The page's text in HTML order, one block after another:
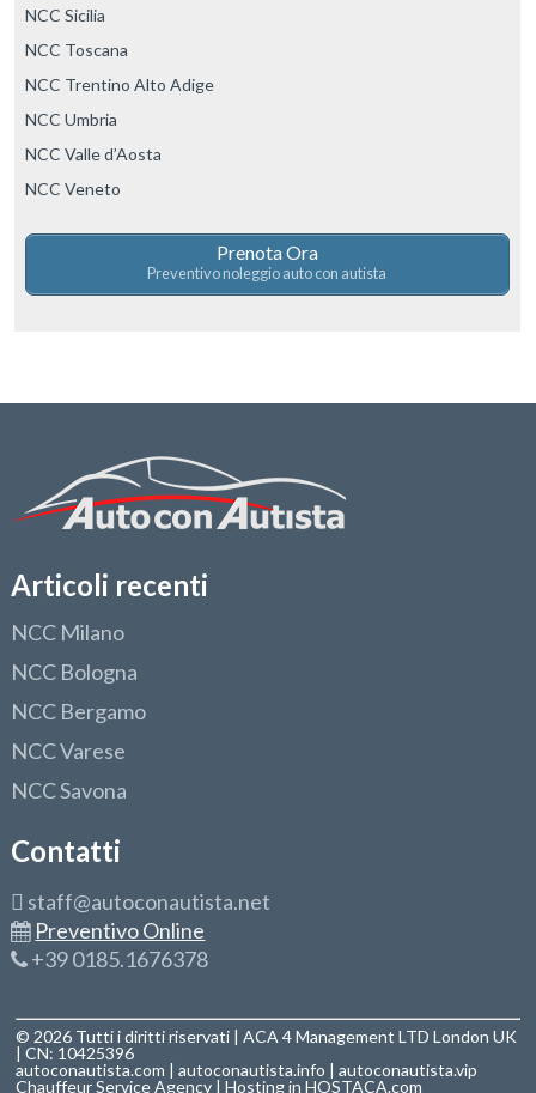
NCC Sicilia
NCC Toscana
NCC Trentino Alto Adige
NCC Umbria
NCC Valle d’Aosta
NCC Veneto
Prenota Ora
Preventivo noleggio auto con autista
Articoli recenti
NCC Milano
NCC Bologna
NCC Bergamo
NCC Varese
NCC Savona
Contatti
staff@autoconautista.net
Preventivo Online
+39 0185.1676378
© 2026 Tutti i diritti riservati | ACA 4 Management LTD London UK
| CN: 10425396
autoconautista.com |autoconautista.info |autoconautista.vip
Chauffeur Service Agency | Hosting inHOSTACA.com